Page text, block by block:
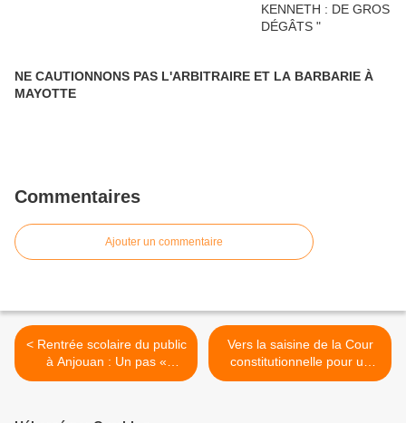
NE CAUTIONNONS PAS L'ARBITRAIRE ET LA BARBARIE À
MAYOTTE
Commentaires
Ajouter un commentaire
< Rentrée scolaire du public
à Anjouan : Un pas «
significatif » est franchi
Vers la saisine de la Cour
constitutionnelle pour un
report du scrutin >